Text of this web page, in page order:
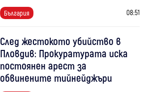
България 08:51
След жестокото убийство в
Пловдив: Прокуратурата иска
постоянен арест за
обвинените тийнейджъри